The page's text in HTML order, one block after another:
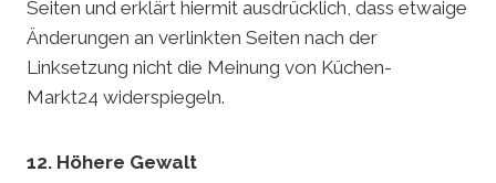
Seiten und erklärt hiermit ausdrücklich, dass etwaige
Änderungen an verlinkten Seiten nach der
Linksetzung nicht die Meinung von Küchen-
Markt24 widerspiegeln.
12. Höhere Gewalt